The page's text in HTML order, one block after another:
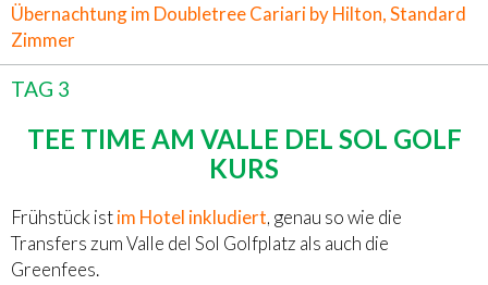
Übernachtung im Doubletree Cariari by Hilton, Standard
Zimmer
TAG 3
TEE TIME AM VALLE DEL SOL GOLF
KURS
Frühstück istim Hotel inkludiert, genau so wie die
Transfers zum Valle del Sol Golfplatz als auch die
Greenfees.